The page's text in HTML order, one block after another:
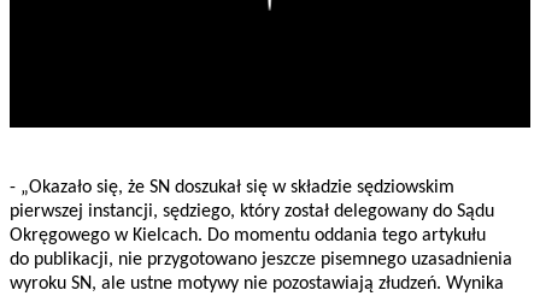
- „Okazało się, że SN doszukał się w składzie sędziowskim
pierwszej instancji, sędziego, który został delegowany do Sądu
Okręgowego w Kielcach. Do momentu oddania tego artykułu
do publikacji, nie przygotowano jeszcze pisemnego uzasadnienia
wyroku SN, ale ustne motywy nie pozostawiają złudzeń. Wynika